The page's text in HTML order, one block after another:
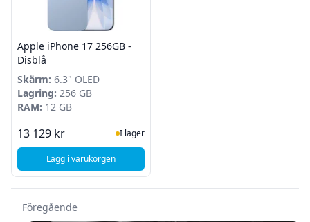
Apple iPhone 17 256GB -
Disblå
Skärm: 6.3" OLED
Lagring: 256 GB
RAM: 12 GB
13 129 kr I Lager
I lager
Lägg i varukorgen, Apple iPhone 17 256GB - Disblå
Föregående